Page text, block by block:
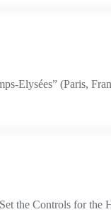
Elysées” (Paris,
the Controls for